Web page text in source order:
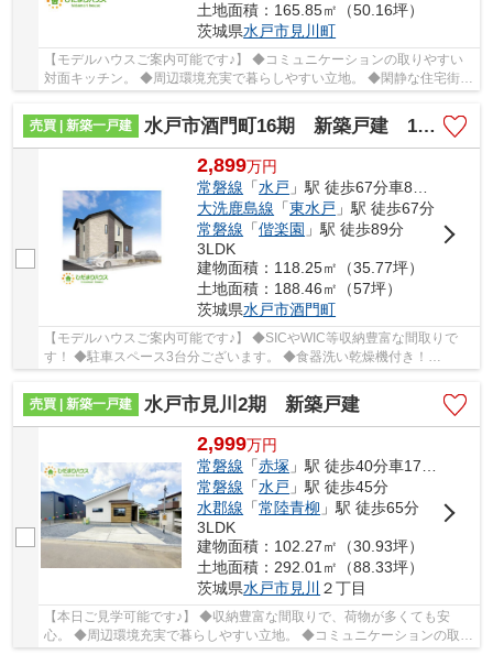
土地面積：165.85㎡（50.16坪）
茨城県水戸市見川町
【モデルハウスご案内可能です♪】 ◆コミュニケーションの取りやすい
対面キッチン。 ◆周辺環境充実で暮らしやすい立地。 ◆閑静な住宅街に
売買 | 新築一戸建
水戸市酒門町16期 新築戸建 1号棟
2,899万円
常磐線 「水戸 」駅 徒歩67分車8分 5.6km
大洗鹿島線 「東水戸 」駅 徒歩67分
常磐線 「偕楽園 」駅 徒歩89分
3LDK
建物面積：118.25㎡（35.77坪）
土地面積：188.46㎡（57坪）
茨城県水戸市酒門町
【モデルハウスご案内可能です♪】 ◆SICやWIC等収納豊富な間取りで
す！ ◆駐車スペース3台分ございます。 ◆食器洗い乾燥機付き！
売買 | 新築一戸建
水戸市見川2期 新築戸建
2,999万円
常磐線 「赤塚 」駅 徒歩40分車17分 5.6km
常磐線 「水戸 」駅 徒歩45分
水郡線 「常陸青柳 」駅 徒歩65分
3LDK
建物面積：102.27㎡（30.93坪）
土地面積：292.01㎡（88.33坪）
茨城県水戸市見川 ２丁目
【本日ご見学可能です♪】 ◆収納豊富な間取りで、荷物が多くても安
心。 ◆周辺環境充実で暮らしやすい立地。 ◆コミュニケーションの取り
やすい対面キッチン。 ☆Google口コミ200件以上☆...